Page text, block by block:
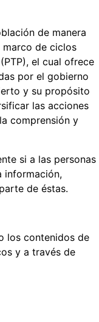
de manera
marco de ciclos
el cual ofrece
por el gobierno
y su propósito
las acciones
comprensión y
si a las personas
información,
de éstas.
los contenidos de
y a través de